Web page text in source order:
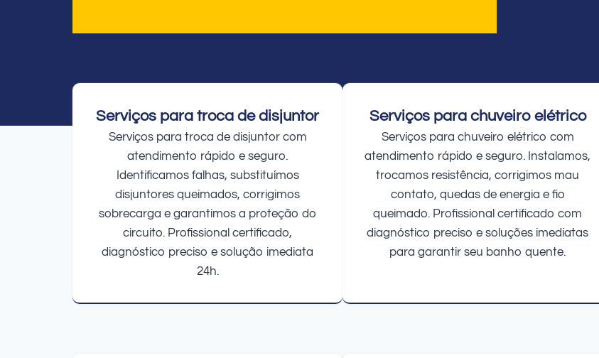
Serviços para troca de disjuntor
Serviços para troca de disjuntor com
atendimento rápido e seguro.
Identificamos falhas, substituímos
disjuntores queimados, corrigimos
sobrecarga e garantimos a proteção do
circuito. Profissional certificado,
diagnóstico preciso e solução imediata
24h.
Serviços para chuveiro elétrico
Serviços para chuveiro elétrico com
atendimento rápido e seguro. Instalamos,
trocamos resistência, corrigimos mau
contato, quedas de energia e fio
queimado. Profissional certificado com
diagnóstico preciso e soluções imediatas
para garantir seu banho quente.